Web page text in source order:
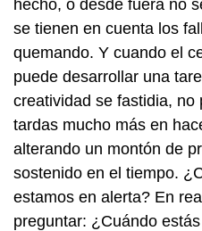
hecho, o desde fuera no
se tienen en cuenta los
quemando. Y cuando el
puede desarrollar una
creatividad se fastidia, no
tardas mucho más en
alterando un montón de
sostenido en el tiempo.
estamos en alerta? En
preguntar: ¿Cuándo